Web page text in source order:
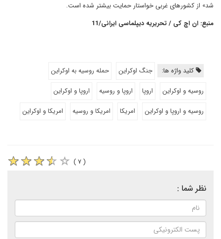
شد» از کشورهای غربی‌ خواستار حمایت بیشتر شده است.
منبع: ان اچ کی / تحریریه دیپلماسی ایرانی/11
کلید واژه ها: جنگ اوکراین
حمله روسیه به اوکراین
روسیه و اوکراین
اروپا اروپا و روسیه
اروپا و اوکراین
روسیه و اروپا و اوکراین
امریکا امریکا و روسیه امریکا و اوکراین
( ۷ )
نظر شما :